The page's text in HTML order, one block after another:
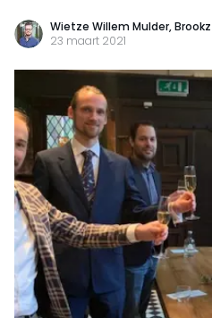
Wietze Willem Mulder, Brookz
23 maart 2021